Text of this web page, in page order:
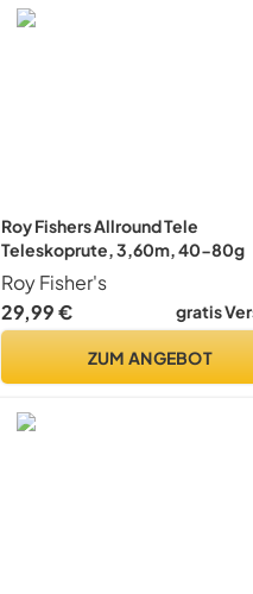
Roy Fishers Allround Tele
Teleskoprute, 3,60m, 40-80g
Roy Fisher's
29,99 €
gratis
ZUM ANGEBOT